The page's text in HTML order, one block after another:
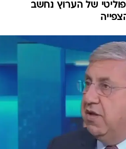
של הערוץ נחשב